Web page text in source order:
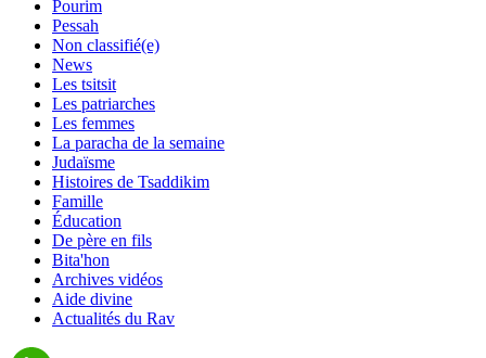
Pourim
Pessah
Non classifié(e)
News
Les tsitsit
Les patriarches
Les femmes
La paracha de la semaine
Judaïsme
Histoires de Tsaddikim
Famille
Éducation
De père en fils
Bita'hon
Archives vidéos
Aide divine
Actualités du Rav